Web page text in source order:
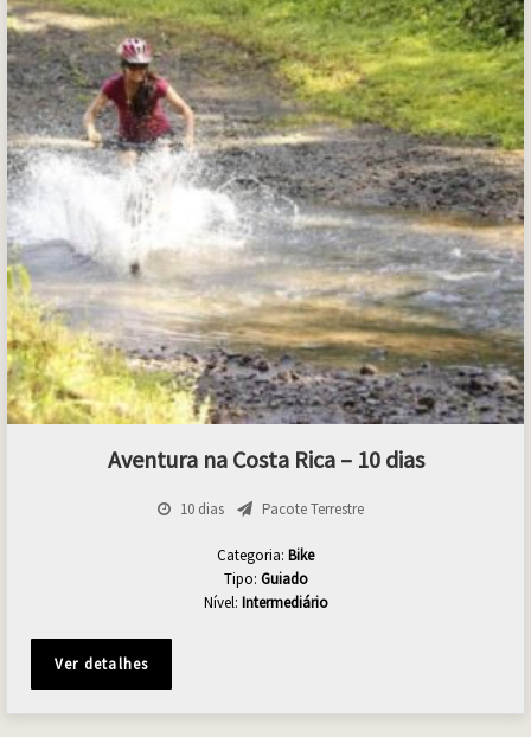
Aventura na Costa Rica – 10 dias
10 dias Pacote Terrestre
Categoria: Bike
Tipo: Guiado
Nível: Intermediário
Ver detalhes